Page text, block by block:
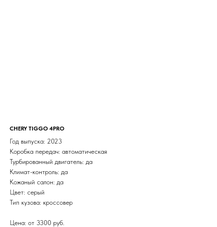
CHERY TIGGO 4PRO
Год выпуска: 2023
Коробка передач: автоматическая
Турбированный двигатель: да
Климат-контроль: да
Кожаный салон: да
Цвет: серый
Тип кузова: кроссовер
Цена: от 3300 руб.